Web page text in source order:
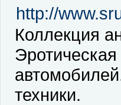
http://
Коллекция
техники.